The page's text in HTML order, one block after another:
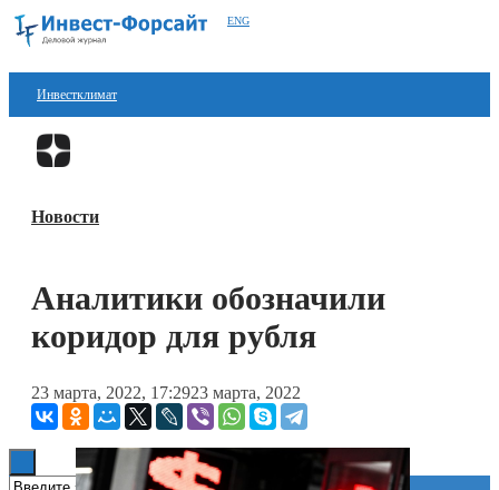
ENG
Инвестклимат
Финансы
Блокчейн
Книги
Новости
Аналитики обозначили
коридор для рубля
23 марта, 2022, 17:2923 марта, 2022